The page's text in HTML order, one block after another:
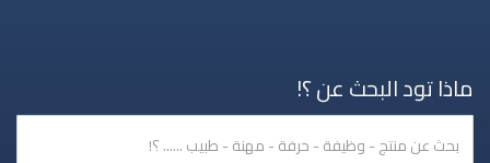
ماذا تود البحث عن ؟!